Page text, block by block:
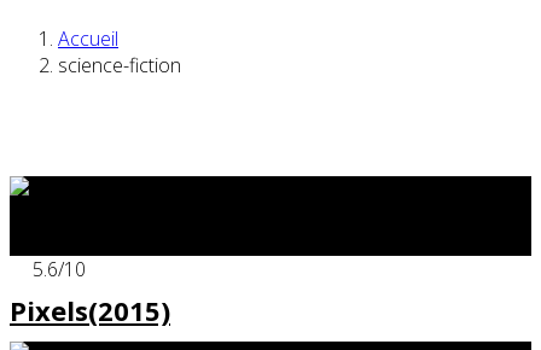
Accueil
science-fiction
5.6/10
Pixels(2015)